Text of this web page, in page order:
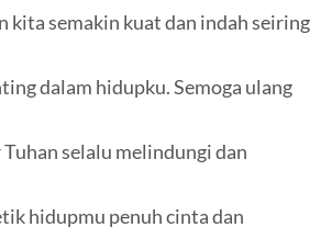
kita semakin kuat dan indah seiring
dalam hidupku. Semoga ulang
selalu melindungi dan
hidupmu penuh cinta dan